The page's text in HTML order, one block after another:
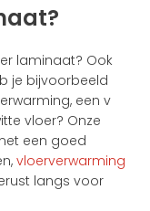
laminaat? Ook
je bijvoorbeeld
een v
vloer? Onze
een goed
vloerverwarming
langs voor